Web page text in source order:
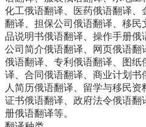
化工俄语翻译、医药俄语翻译
翻译、担保公司俄语翻译、移
品说明书俄语翻译、操作手册俄
公司简介俄语翻译、网页俄语
俄语翻译、专利俄语翻译、图纸
译、合同俄语翻译、商业计划
人简历俄语翻译、留学与移民资
证书俄语翻译、政府法令俄语
册俄语翻译等。